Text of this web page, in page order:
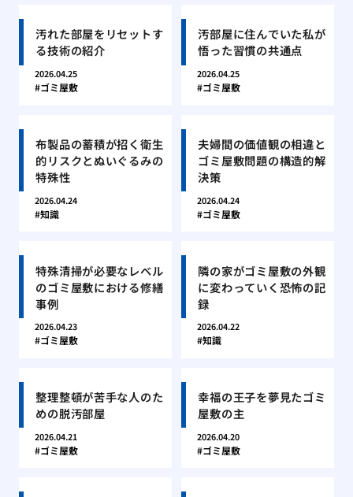
汚れた部屋をリセットす
る技術の紹介
2026.04.25
ゴミ屋敷
汚部屋に住んでいた私が
悟った習慣の共通点
2026.04.25
ゴミ屋敷
布製品の蓄積が招く衛生
的リスクとぬいぐるみの
特殊性
2026.04.24
知識
夫婦間の価値観の相違と
ゴミ屋敷問題の構造的解
決策
2026.04.24
ゴミ屋敷
特殊清掃が必要なレベル
のゴミ屋敷における修繕
事例
2026.04.23
ゴミ屋敷
隣の家がゴミ屋敷の外観
に変わっていく恐怖の記
録
2026.04.22
知識
整理整頓が苦手な人のた
めの脱汚部屋
2026.04.21
ゴミ屋敷
幸福の王子を夢見たゴミ
屋敷の主
2026.04.20
ゴミ屋敷